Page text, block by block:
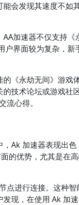
会发现其速度不如
加速器不仅支持《
户界面较为复杂，新
《永劫无间》游戏
技术论坛或游戏社
心得。
Ak 加速器表现出色
的优势，尤其是在
点进行连接。这种智
现，在使用 Ak 加